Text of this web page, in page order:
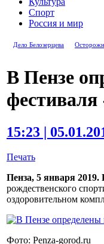
Спорт
Россия и мир
Дело Белозерцева
В Пензе
15:23 |
Печать
Пенза, 5 января 2019.
рождественского
оздоровительном
Фото: Penza-gorod.ru